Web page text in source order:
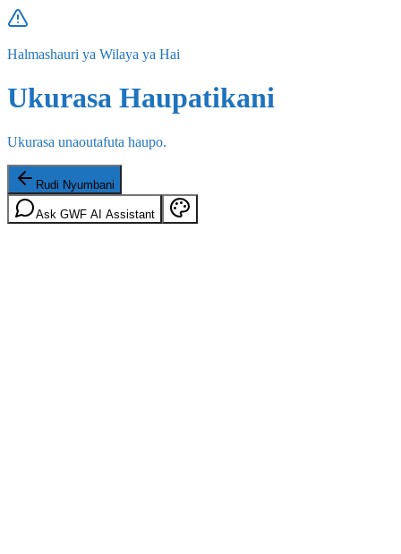
Halmashauri ya Wilaya ya Hai
Ukurasa Haupatikani
Ukurasa unaoutafuta haupo.
Rudi Nyumbani
Ask GWF AI Assistant